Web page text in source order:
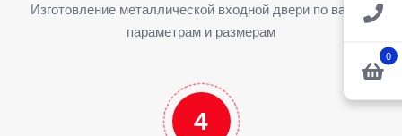
0
Изготовление металлической входной двери по вашим
параметрам и размерам
4